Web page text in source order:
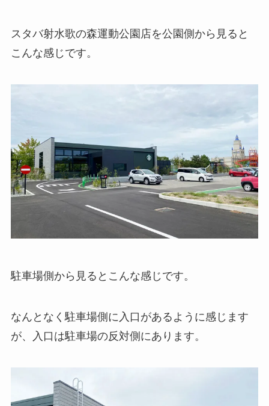
スタバ射水歌の森運動公園店を公園側から見ると
こんな感じです。
駐車場側から見るとこんな感じです。
なんとなく駐車場側に入口があるように感じます
が、入口は駐車場の反対側にあります。